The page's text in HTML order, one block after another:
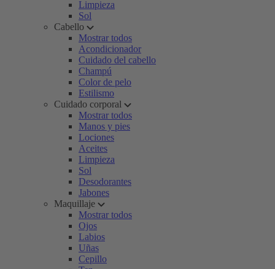
Limpieza
Sol
Cabello
Mostrar todos
Acondicionador
Cuidado del cabello
Champú
Color de pelo
Estilismo
Cuidado corporal
Mostrar todos
Manos y pies
Lociones
Aceites
Limpieza
Sol
Desodorantes
Jabones
Maquillaje
Mostrar todos
Ojos
Labios
Uñas
Cepillo